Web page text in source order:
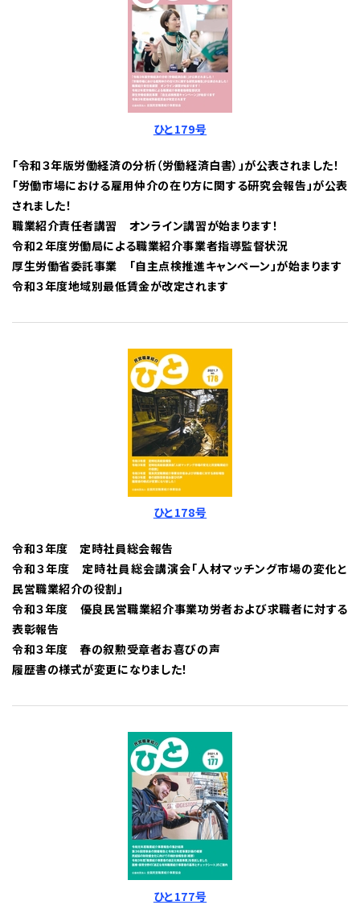
ひと179号
「令和３年版労働経済の分析（労働経済白書）」が公表されました！
「労働市場における雇用仲介の在り方に関する研究会報告」が公表
されました！
職業紹介責任者講習 オンライン講習が始まります！
令和２年度労働局による職業紹介事業者指導監督状況
厚生労働省委託事業 「自主点検推進キャンペーン」が始まります
令和３年度地域別最低賃金が改定されます
ひと178号
令和３年度 定時社員総会報告
令和３年度 定時社員総会講演会「人材マッチング市場の変化と
民営職業紹介の役割」
令和３年度 優良民営職業紹介事業功労者および求職者に対する
表彰報告
令和３年度 春の叙勲受章者お喜びの声
履歴書の様式が変更になりました！
ひと177号